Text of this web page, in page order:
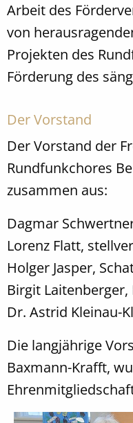
Arbeit des
von
Projekten des
Förderung des
Der Vorstand
Der Vorstand der
Rundfunkchores
zusammen aus:
Dagmar
Lorenz Flatt,
Holger Jasper,
Birgit Laitenberger,
Dr. Astrid Kleinau-
Die langjährige
Baxmann-Krafft,